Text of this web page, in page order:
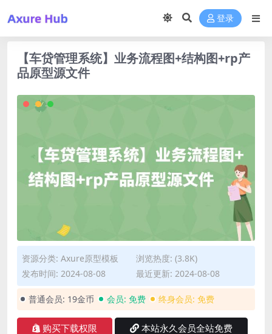
登录
【车贷管理系统】业务流程图+结构图+rp产
品原型源文件
资源分类: Axure原型模板
浏览热度: (3.8K)
发布时间: 2024-08-08
最近更新: 2024-08-08
普通会员: 19金币 会员: 免费 终身会员: 免费
购买下载权限 本站永久会员全站免费